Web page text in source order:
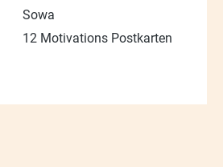
Sowa
12 Motivations Postkarten